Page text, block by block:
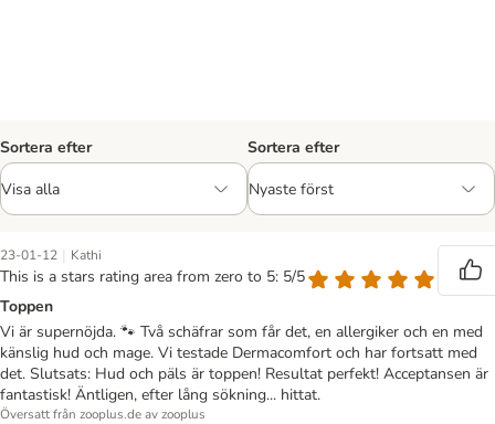
Sortera efter Sortera efter
23-01-12 | Kathi
This is a stars rating area from zero to 5: 5/5
Toppen
Vi är supernöjda. 🐾 Två schäfrar som får det, en allergiker och en med
känslig hud och mage. Vi testade Dermacomfort och har fortsatt med
det. Slutsats: Hud och päls är toppen! Resultat perfekt! Acceptansen är
fantastisk! Äntligen, efter lång sökning... hittat.
Översatt från zooplus.de av zooplus